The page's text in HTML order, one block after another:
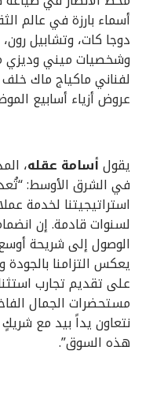
أسماء بارزة في عالم
دوجا كات، وتشابيل
وشخصيات ميني وديزي
عروض أزياء أسابيع
يقولأسامة عقله،
في الشرق الأوسط:
استراتيجيتنا لخدمة
لسنوات قادمة. إن
الوصول إلى شريحة
يعكس التزامنا بالجودة
على تقديم تجارب
مستحضرات الجمال
نتعاون يداً بيد مع
هذه السوق”.